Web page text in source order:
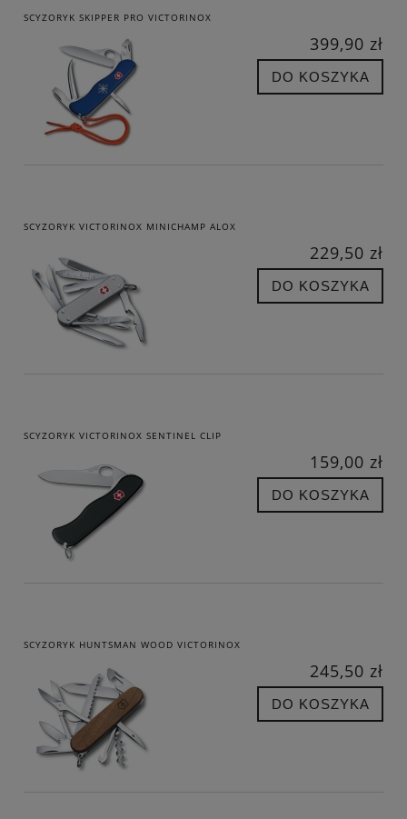
SCYZORYK SKIPPER PRO VICTORINOX
399,90 zł
DO KOSZYKA
SCYZORYK VICTORINOX MINICHAMP ALOX
229,50 zł
DO KOSZYKA
SCYZORYK VICTORINOX SENTINEL CLIP
159,00 zł
DO KOSZYKA
SCYZORYK HUNTSMAN WOOD VICTORINOX
245,50 zł
DO KOSZYKA